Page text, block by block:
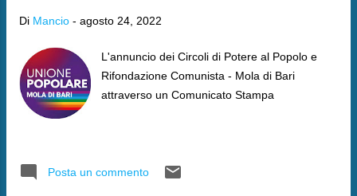
Di Mancio - agosto 24, 2022
L'annuncio dei Circoli di Potere al Popolo e
Rifondazione Comunista - Mola di Bari
attraverso un Comunicato Stampa
Posta un commento